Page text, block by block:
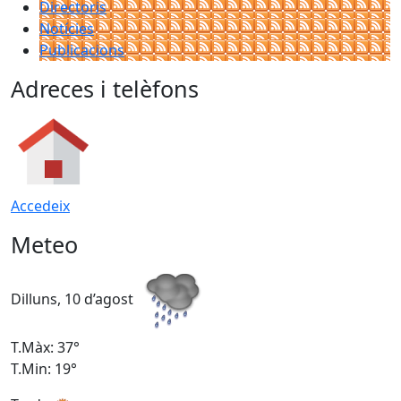
Directoris
Notícies
Publicacions
Adreces i telèfons
Accedeix
Meteo
Dilluns, 10 d’agost
T.Màx: 37°
T.Min: 19°